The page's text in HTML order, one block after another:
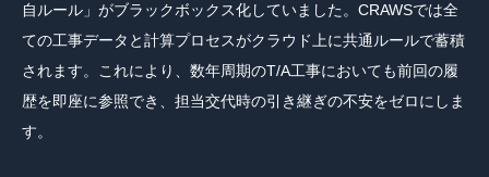
自ルール」がブラックボックス化していました。CRAWSでは全
ての工事データと計算プロセスがクラウド上に共通ルールで蓄積
されます。これにより、数年周期のT/A工事においても前回の履
歴を即座に参照でき、担当交代時の引き継ぎの不安をゼロにしま
す。